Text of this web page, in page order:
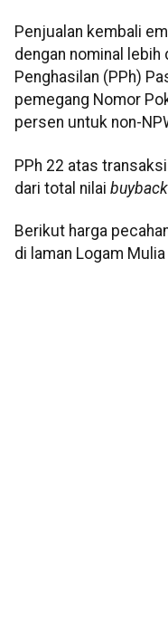
Penjualan kembali
dengan nominal lebih
Penghasilan (PPh)
pemegang Nomor
persen untuk non-
PPh 22 atas transaksi
dari total nilai buyback
Berikut harga
di laman Logam